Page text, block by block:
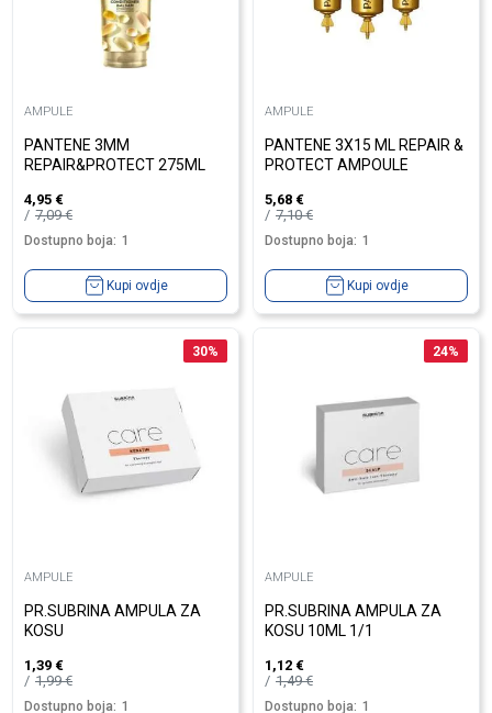
AMPULE
PANTENE 3MM
REPAIR&PROTECT 275ML
4,95 €
7,09€
Dostupno boja: 1
Kupi ovdje
AMPULE
PANTENE 3X15 ML REPAIR &
PROTECT AMPOULE
5,68 €
7,10€
Dostupno boja: 1
Kupi ovdje
30%
AMPULE
PR.SUBRINA AMPULA ZA
KOSU
1,39 €
1,99€
Dostupno boja: 1
24%
AMPULE
PR.SUBRINA AMPULA ZA
KOSU 10ML 1/1
1,12 €
1,49€
Dostupno boja: 1